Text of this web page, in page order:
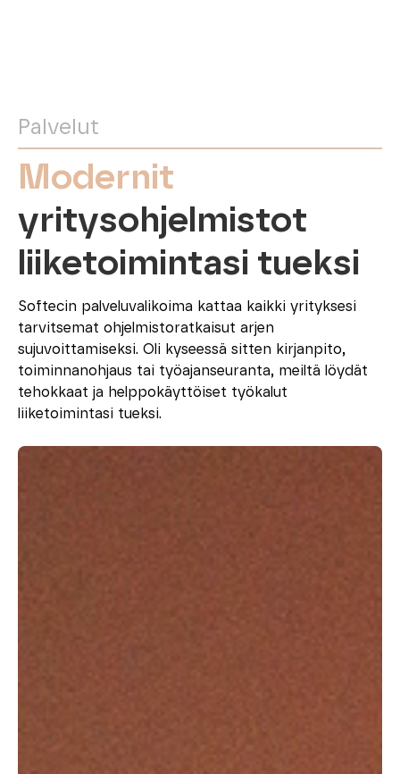
Palvelut
Modernit
yritysohjelmistot
liiketoimintasi tueksi
Softecin palveluvalikoima kattaa kaikki yrityksesi
tarvitsemat ohjelmistoratkaisut arjen
sujuvoittamiseksi. Oli kyseessä sitten kirjanpito,
toiminnanohjaus tai työajanseuranta, meiltä löydät
tehokkaat ja helppokäyttöiset työkalut
liiketoimintasi tueksi.